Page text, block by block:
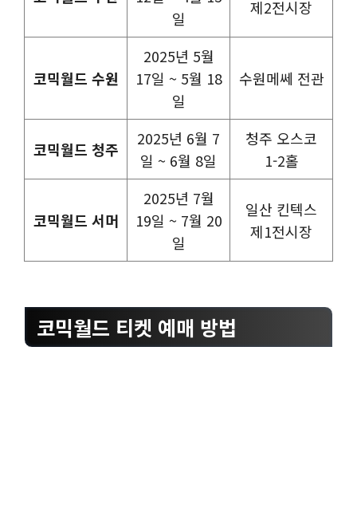
일
제2전시장
코믹월드 수원
2025년 5월
17일 ~ 5월 18
일
수원메쎄 전관
코믹월드 청주
2025년 6월 7
일 ~ 6월 8일
청주 오스코
1-2홀
코믹월드 서머
2025년 7월
19일 ~ 7월 20
일
일산 킨텍스
제1전시장
코믹월드 티켓 예매 방법